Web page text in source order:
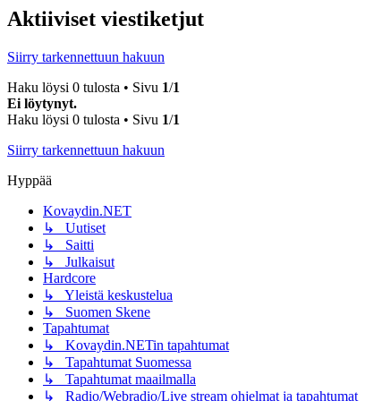
Aktiiviset viestiketjut
Siirry tarkennettuun hakuun
Haku löysi 0 tulosta • Sivu 1/1
Ei löytynyt.
Haku löysi 0 tulosta • Sivu 1/1
Siirry tarkennettuun hakuun
Hyppää
Kovaydin.NET
↳ Uutiset
↳ Saitti
↳ Julkaisut
Hardcore
↳ Yleistä keskustelua
↳ Suomen Skene
Tapahtumat
↳ Kovaydin.NETin tapahtumat
↳ Tapahtumat Suomessa
↳ Tapahtumat maailmalla
↳ Radio/Webradio/Live stream ohjelmat ja tapahtumat